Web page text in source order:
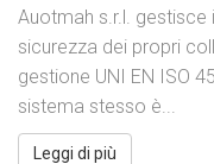
Auotmah s.r.l.
sicurezza dei propri
gestione UNI EN ISO
sistema stesso è...
Leggi di più